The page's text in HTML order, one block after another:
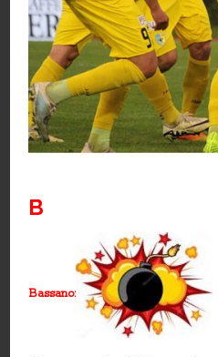
B
Bassano: